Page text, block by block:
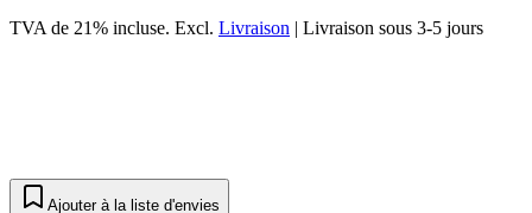
TVA de 21% incluse. Excl. Livraison | Livraison sous 3-5 jours
Ajouter à la liste d'envies